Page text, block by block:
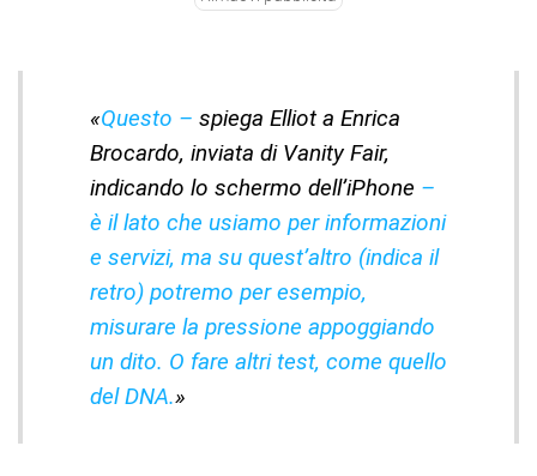
«Questo – spiega Elliot a Enrica
Brocardo, inviata di Vanity Fair,
indicando lo schermo dell’iPhone –
è il lato che usiamo per informazioni
e servizi, ma su quest’altro (indica il
retro) potremo per esempio,
misurare la pressione appoggiando
un dito. O fare altri test, come quello
del DNA.»